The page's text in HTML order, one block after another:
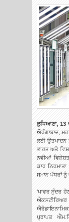
ਲੁਧਿਆਣਾ, 13
ਔਰੰਗਾਬਾਦ,
ਲਈ ਉਤਪਾਦਨ
ਭਾਰਤ ਅਤੇ
ਨਵੀਆਂ
ਕਾਰ
ਸਮਾਨ ਪੱਧਰਾਂ
'ਪਾਵਰ ਸੁੰਦਰ
ਪ੍ਰਾਪਤ